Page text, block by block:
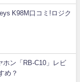
K98M口コミ!ロジク
ホン「RB-C10」レビ
め？